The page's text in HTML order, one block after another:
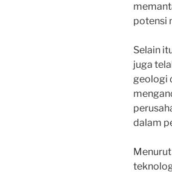
potensi
Selain
juga
geologi
dalam